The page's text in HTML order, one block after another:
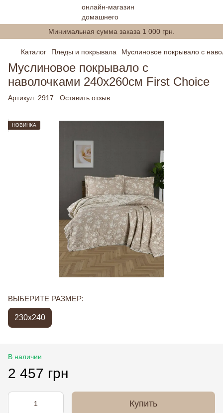
Минимальная сумма заказа 1 000 грн.
Каталог Пледы и покрывала Муслиновое покрывало с
Муслиновое покрывало с
наволочками 240x260см First Choice
Артикул: 2917 Оставить отзыв
НОВИНКА
ВЫБЕРИТЕ РАЗМЕР:
230х240
В наличии
2 457 грн
Купить